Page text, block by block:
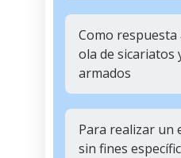
Como respuesta
ola de sicariatos
armados
Para realizar un
sin fines